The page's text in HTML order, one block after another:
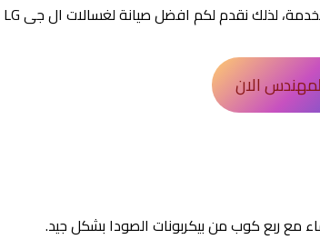
الان
مع ربع كوب من بيكربونات الصودا بشكل جيد.